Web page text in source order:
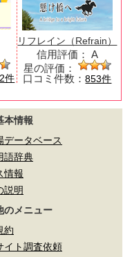
件
リフレイン（Refrain）
信用評価： A
星の評価：
口コミ件数：853件
本情報
データベース
語辞典
情報
説明
のメニュー
約
イト調査依頼